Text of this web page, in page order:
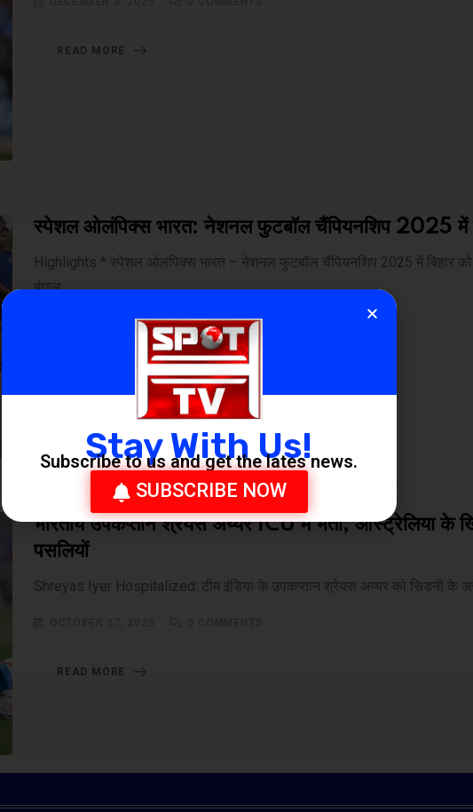
READ MORE
स्पेशल ओलंपिक्स भारत: नेशनल फुटबॉल चैंपियनशिप 2025 में
Highlights * स्पेशल ओलंपिक्स भारत – नेशनल फुटबॉल चैंपियनशिप 2025 में बिहार
बंगाल.
NOVEMBER 21, 2025 0COMMENTS
भारतीय उपकप्तान श्रेयस अय्यर ICU में भर्ती, ऑस्ट्रेलिया के
पसलियों
Shreyas Iyer Hospitalized: टीम इंडिया के उपकप्तान श्रेयस अय्यर को सिडनी के
READ MORE
Stay With Us!
Subscribe to us and get the lates news.
SUBSCRIBE NOW